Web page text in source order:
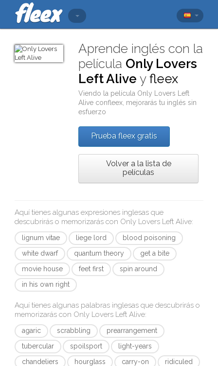
Aprende inglés con la
película Only Lovers
Left Alive yfleex
Viendo la película Only Lovers Left
Alive confleex , mejorarás tu inglés sin
esfuerzo
Prueba fleex gratis
Volver a la lista de
películas
Aquí tienes algunas expresiones inglesas que
descubrirás o memorizarás con Only Lovers Left Alive:
lignum vitae liege lord
blood poisoning
white dwarf
quantum theory
get a bite
movie house
feet first
spin around
in his own right
Aquí tienes algunas palabras inglesas que descubrirás o
memorizarás con Only Lovers Left Alive:
agaric scrabbling
prearrangement
tubercular
spoilsport
light-years
chandeliers
hourglass carry-on ridiculed